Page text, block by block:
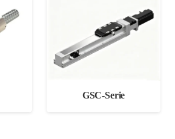
GSC-Serie